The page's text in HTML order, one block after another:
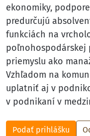
ekonomiky,
predurčujú
funkciách na
poľnohospodárskej
priemyslu ako
Vzhľadom na
uplatniť aj v
v podnikaní v
Podať prihlášku